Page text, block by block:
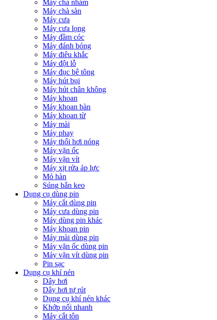
Máy chà nhám
Máy chà sàn
Máy cưa
Máy cưa lọng
Máy đầm cóc
Máy đánh bóng
Máy điêu khắc
Máy đột lỗ
Máy đục bê tông
Máy hút bụi
Máy hút chân không
Máy khoan
Máy khoan bàn
Máy khoan từ
Máy mài
Máy phay
Máy thổi hơi nóng
Máy vặn ốc
Máy vặn vít
Máy xịt rửa áp lực
Mỏ hàn
Súng bắn keo
Dụng cụ dùng pin
Máy cắt dùng pin
Máy cưa dùng pin
Máy dùng pin khác
Máy khoan pin
Máy mài dùng pin
Máy vặn ốc dùng pin
Máy vặn vít dùng pin
Pin sạc
Dụng cụ khí nén
Dây hơi
Dây hơi tự rút
Dụng cụ khí nén khác
Khớp nối nhanh
Máy cắt tôn